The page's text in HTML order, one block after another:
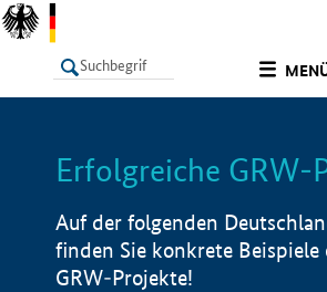
LISTE
Erfolgreiche GRW-
Auf der folgenden
finden Sie konkrete
GRW-Projekte!